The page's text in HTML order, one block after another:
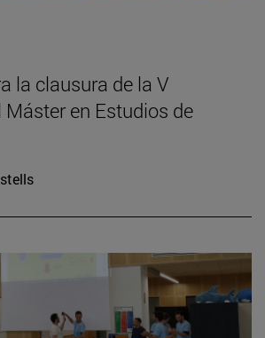
la clausura de la V
en Estudios de